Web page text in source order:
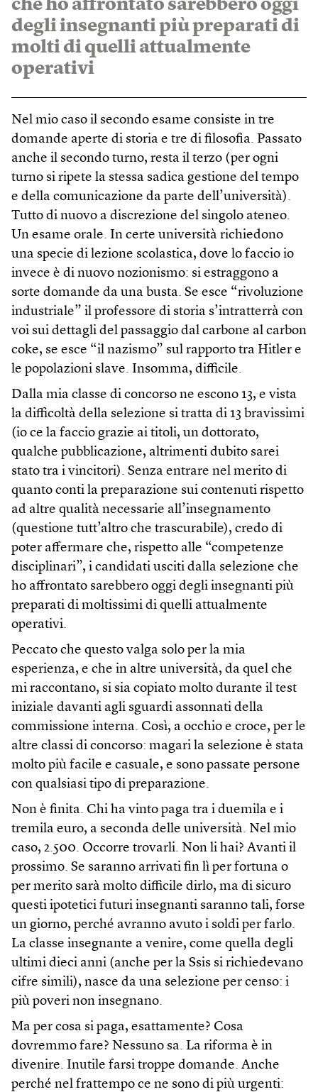
che ho affrontato sarebbero oggi
degli insegnanti più preparati di
molti di quelli attualmente
operativi
Nel mio caso il secondo esame consiste in tre
domande aperte di storia e tre di filosofia. Passato
anche il secondo turno, resta il terzo (per ogni
turno si ripete la stessa sadica gestione del tempo
e della comunicazione da parte dell’università).
Tutto di nuovo a discrezione del singolo ateneo.
Un esame orale. In certe università richiedono
una specie di lezione scolastica, dove lo faccio io
invece è di nuovo nozionismo: si estraggono a
sorte domande da una busta. Se esce “rivoluzione
industriale” il professore di storia s’intratterrà con
voi sui dettagli del passaggio dal carbone al carbon
coke, se esce “il nazismo” sul rapporto tra Hitler e
le popolazioni slave. Insomma, difficile.
Dalla mia classe di concorso ne escono 13, e vista
la difficoltà della selezione si tratta di 13 bravissimi
(io ce la faccio grazie ai titoli, un dottorato,
qualche pubblicazione, altrimenti dubito sarei
stato tra i vincitori). Senza entrare nel merito di
quanto conti la preparazione sui contenuti rispetto
ad altre qualità necessarie all’insegnamento
(questione tutt’altro che trascurabile), credo di
poter affermare che, rispetto alle “competenze
disciplinari”, i candidati usciti dalla selezione che
ho affrontato sarebbero oggi degli insegnanti più
preparati di moltissimi di quelli attualmente
operativi.
Peccato che questo valga solo per la mia
esperienza, e che in altre università, da quel che
mi raccontano, si sia copiato molto durante il test
iniziale davanti agli sguardi assonnati della
commissione interna. Così, a occhio e croce, per le
altre classi di concorso: magari la selezione è stata
molto più facile e casuale, e sono passate persone
con qualsiasi tipo di preparazione.
Non è finita. Chi ha vinto paga tra i duemila e i
tremila euro, a seconda delle università. Nel mio
caso, 2.500. Occorre trovarli. Non li hai? Avanti il
prossimo. Se saranno arrivati fin lì per fortuna o
per merito sarà molto difficile dirlo, ma di sicuro
questi ipotetici futuri insegnanti saranno tali, forse
un giorno, perché avranno avuto i soldi per farlo.
La classe insegnante a venire, come quella degli
ultimi dieci anni (anche per la Ssis si richiedevano
cifre simili), nasce da una selezione per censo: i
più poveri non insegnano.
Ma per cosa si paga, esattamente? Cosa
dovremmo fare? Nessuno sa. La riforma è in
divenire. Inutile farsi troppe domande. Anche
perché nel frattempo ce ne sono di più urgenti: